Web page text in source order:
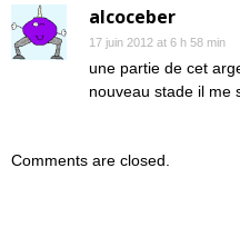
alcoceber
17 juin 2012 at 6 h 58 min
une partie de cet
nouveau stade il me
Comments are closed.